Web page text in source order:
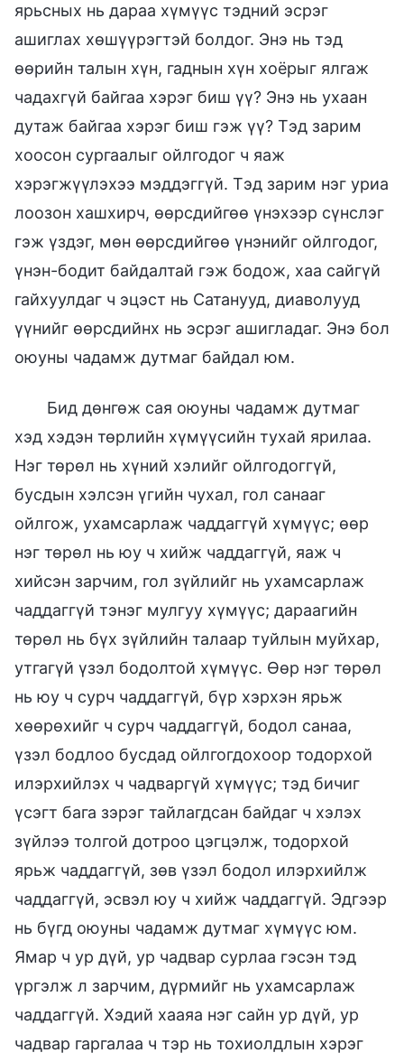
ярьсных нь дараа хүмүүс тэдний эсрэг
ашиглах хөшүүрэгтэй болдог. Энэ нь тэд
өөрийн талын хүн, гаднын хүн хоёрыг ялгаж
чадахгүй байгаа хэрэг биш үү? Энэ нь ухаан
дутаж байгаа хэрэг биш гэж үү? Тэд зарим
хоосон сургаалыг ойлгодог ч яаж
хэрэгжүүлэхээ мэддэггүй. Тэд зарим нэг уриа
лоозон хашхирч, өөрсдийгөө үнэхээр сүнслэг
гэж үздэг, мөн өөрсдийгөө үнэнийг ойлгодог,
үнэн-бодит байдалтай гэж бодож, хаа сайгүй
гайхуулдаг ч эцэст нь Сатанууд, диаволууд
үүнийг өөрсдийнх нь эсрэг ашигладаг. Энэ бол
оюуны чадамж дутмаг байдал юм.
Бид дөнгөж сая оюуны чадамж дутмаг
хэд хэдэн төрлийн хүмүүсийн тухай ярилаа.
Нэг төрөл нь хүний хэлийг ойлгодоггүй,
бусдын хэлсэн үгийн чухал, гол санааг
ойлгож, ухамсарлаж чаддаггүй хүмүүс; өөр
нэг төрөл нь юу ч хийж чаддаггүй, яаж ч
хийсэн зарчим, гол зүйлийг нь ухамсарлаж
чаддаггүй тэнэг мулгуу хүмүүс; дараагийн
төрөл нь бүх зүйлийн талаар туйлын муйхар,
утгагүй үзэл бодолтой хүмүүс. Өөр нэг төрөл
нь юу ч сурч чаддаггүй, бүр хэрхэн ярьж
хөөрөхийг ч сурч чаддаггүй, бодол санаа,
үзэл бодлоо бусдад ойлгогдохоор тодорхой
илэрхийлэх ч чадваргүй хүмүүс; тэд бичиг
үсэгт бага зэрэг тайлагдсан байдаг ч хэлэх
зүйлээ толгой дотроо цэгцэлж, тодорхой
ярьж чаддаггүй, зөв үзэл бодол илэрхийлж
чаддаггүй, эсвэл юу ч хийж чаддаггүй. Эдгээр
нь бүгд оюуны чадамж дутмаг хүмүүс юм.
Ямар ч ур дүй, ур чадвар сурлаа гэсэн тэд
үргэлж л зарчим, дүрмийг нь ухамсарлаж
чаддаггүй. Хэдий хааяа нэг сайн ур дүй, ур
чадвар гаргалаа ч тэр нь тохиолдлын хэрэг